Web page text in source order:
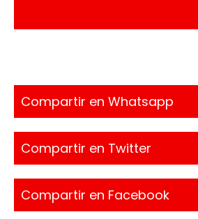
Compartir en Whatsapp
Compartir en Twitter
Compartir en Facebook